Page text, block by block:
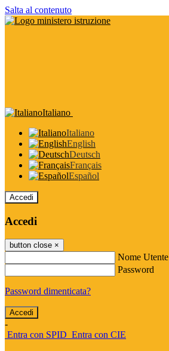
Salta al contenuto
Italiano
Italiano
English
Deutsch
Français
Español
Accedi
Accedi
button close ×
Nome Utente
Password
Password dimenticata?
-
Entra con SPID Entra con CIE